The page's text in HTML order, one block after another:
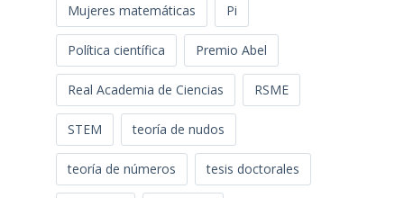
Mujeres matemáticas Pi
Política científica Premio Abel
Real Academia de Ciencias RSME
STEM teoría de nudos
teoría de números tesis doctorales